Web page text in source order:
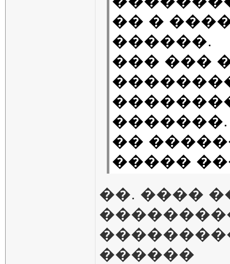
�� �
������.
��� ���
�������.
��
�����
��. ����
������